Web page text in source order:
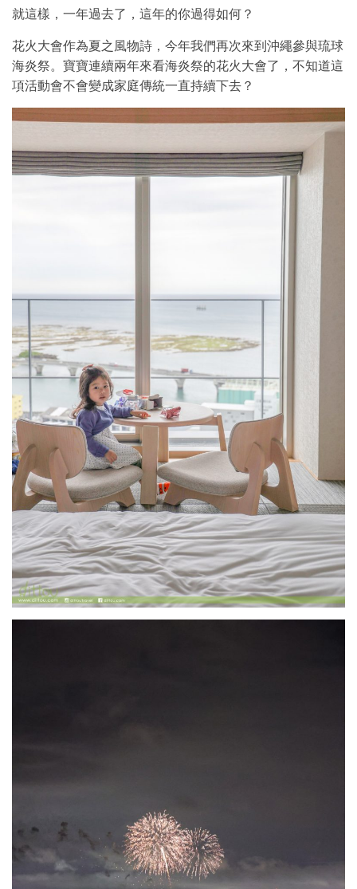
就這樣，一年過去了，這年的你過得如何？
花火大會作為夏之風物詩，今年我們再次來到沖繩參與琉球
海炎祭。寶寶連續兩年來看海炎祭的花火大會了，不知道這
項活動會不會變成家庭傳統一直持續下去？